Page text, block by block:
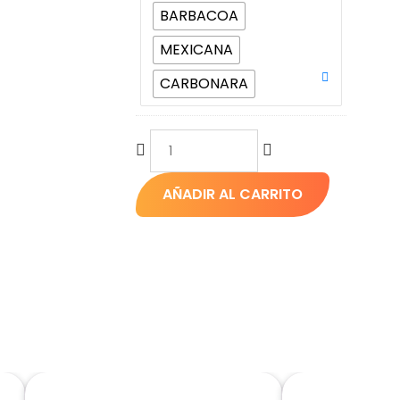
BARBACOA
MEXICANA
CARBONARA
AÑADIR AL CARRITO